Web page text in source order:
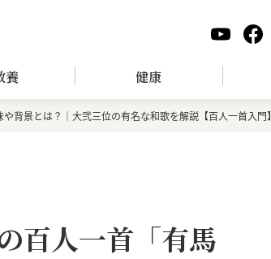
養 健康
背景とは？｜大弐三位の有名な和歌を解説【百人一首入門】
百人一首「有馬